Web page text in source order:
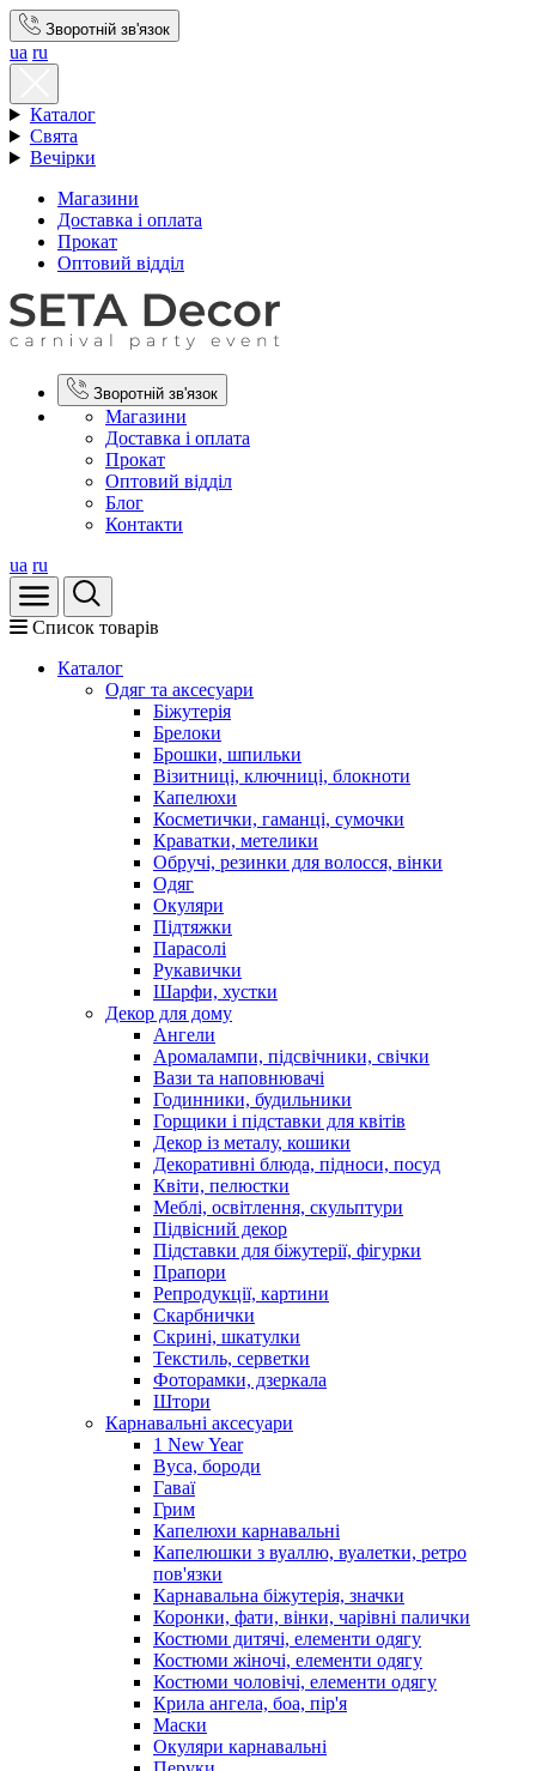
Зворотній зв'язок
ua ru
Каталог
Свята
Вечірки
Магазини
Доставка і оплата
Прокат
Оптовий відділ
Зворотній зв'язок
Магазини
Доставка і оплата
Прокат
Оптовий відділ
Блог
Контакти
ua ru
Список товарів
Каталог
Oдяг та аксесуари
Біжутерія
Брелоки
Брошки, шпильки
Візитниці, ключниці, блокноти
Капелюхи
Косметички, гаманці, сумочки
Краватки, метелики
Обручі, резинки для волосся, вінки
Одяг
Окуляри
Підтяжки
Парасолі
Рукавички
Шарфи, хустки
Декор для дому
Ангели
Аромалампи, підсвічники, свічки
Вази та наповнювачі
Годинники, будильники
Горщики і підставки для квітів
Декор із металу, кошики
Декоративні блюда, підноси, посуд
Квіти, пелюстки
Меблі, освітлення, скульптури
Підвісний декор
Підставки для біжутерії, фігурки
Прапори
Репродукції, картини
Скарбнички
Скрині, шкатулки
Текстиль, серветки
Фоторамки, дзеркала
Штори
Карнавальні аксесуари
1 New Year
Вуса, бороди
Гаваї
Грим
Капелюхи карнавальні
Капелюшки з вуаллю, вуалетки, ретро
пов'язки
Карнавальна біжутерія, значки
Коронки, фати, вінки, чарівні палички
Костюми дитячі, елементи одягу
Костюми жіночі, елементи одягу
Костюми чоловічі, елементи одягу
Крила ангела, боа, пір'я
Маски
Окуляри карнавальні